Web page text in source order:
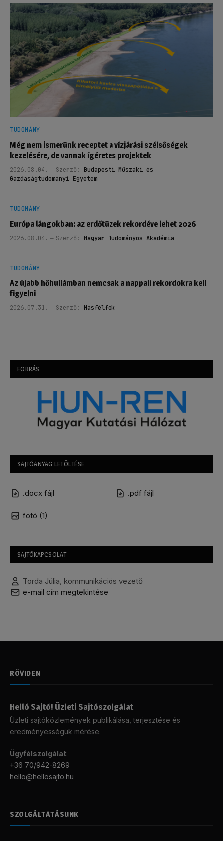
TUDOMÁNY
Még nem ismerünk receptet a vízjárási szélsőségek
kezelésére, de vannak ígéretes projektek
2026.08.04. Szerző: Budapesti Műszaki és
Gazdaságtudományi Egyetem
TUDOMÁNY
Európa lángokban: az erdőtüzek rekordéve lehet 2026
2026.08.04. Szerző: Magyar Tudományos Akadémia
TUDOMÁNY
Az újabb hőhullámban nemcsak a nappali rekordokra kell
figyelni
2026.07.31. Szerző: Másfélfok
FORRÁS
SAJTÓANYAG LETÖLTÉSE
.docx fájl .pdf fájl
fotó (1)
SAJTÓKAPCSOLAT
Torda Júlia, kommunikációs vezető
e-mail cím megtekintése
RÖVIDEN
Helló Sajtó! Üzleti Sajtószolgálat
Üzleti sajtóközlemények publikálása, terjesztése és
eredményességük mérése.
Ügyfélszolgálat:
+36 70/942-8269
hello@hellosajto.hu
SZOLGÁLTATÁSUNK